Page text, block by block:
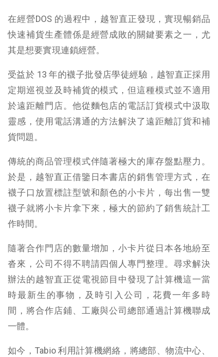
在經營DOS 的過程中，越智直正發現，實現暢銷品
快速補貨生產體係是經營成敗的關鍵要素之一，尤
其是想要實現連鎖經營。
受益於 13 年的襪子批發店學徒經驗，越智直正採用
定期巡視並及時補貨的模式，但這種模式並不適用
於遠距離門店。他從麵包店的電話訂貨模式中汲取
靈感，使用電話溝通的方法解決了遠距離訂貨和補
貨問題。
傳統的商品管理模式伴隨著極大的庫存盤點壓力。
於是，越智直正借鑒日本書店的銷售管理方式，在
襪子口放置標註型號和顏色的小卡片，每出售一雙
襪子就將小卡片拿下來，極大的節約了銷售統計工
作時間。
隨著合作門店的數量增加，小卡片從日本各地紛至
沓來，公司不得不聘請四個人專門整理。尋求解決
辦法的越智直正從電視節目中發現了計算機這一當
時最新生的事物，及時引入公司，花費一年多時
間，將合作店鋪、工廠與公司總部通過計算機聯成
一體。
如今，Tabio 利用計算機網絡，將總部、物流中心、